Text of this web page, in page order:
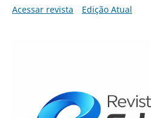
Acessar revista
Edição Atual